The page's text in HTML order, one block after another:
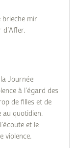
brieche mir
Journée
à l’égard des
de filles et de
au quotidien.
et le
violence.